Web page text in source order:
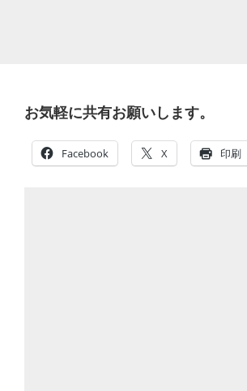
お気軽に共有お願いします。
Facebook X 印刷